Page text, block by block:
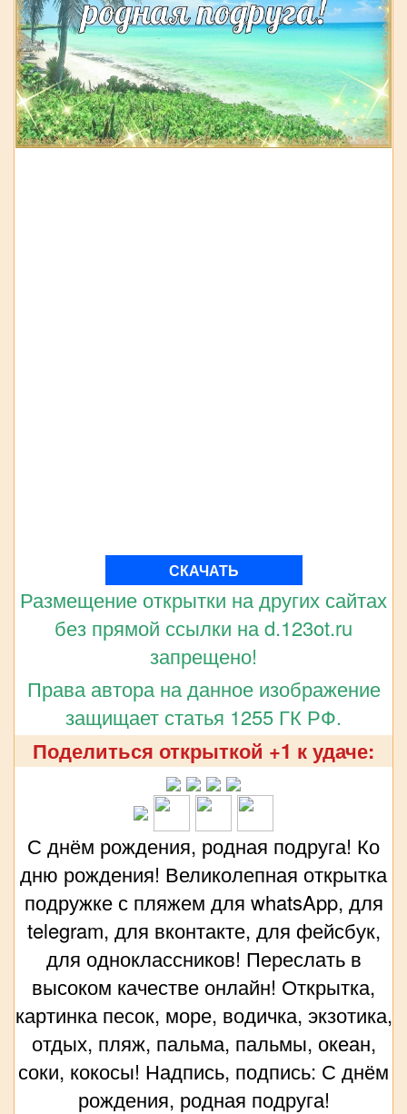
СКАЧАТЬ
Размещение открытки на других сайтах
без прямой ссылки на d.123ot.ru
запрещено!
Права автора на данное изображение
защищает статья 1255 ГК РФ.
Поделиться открыткой +1 к удаче:
С днём рождения, родная подруга! Ко
дню рождения! Великолепная открытка
подружке с пляжем для whatsApp, для
telegram, для вконтакте, для фейсбук,
для одноклассников! Переслать в
высоком качестве онлайн! Открытка,
картинка песок, море, водичка, экзотика,
отдых, пляж, пальма, пальмы, океан,
соки, кокосы! Надпись, подпись: С днём
рождения, родная подруга!